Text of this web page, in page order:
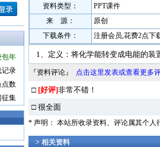
包年
记录
点数
征集
资料类型：
PPT课件
来 源：
原创
下载条件：
注册会员,花费2点下
1、定义：将化学能转变成电能的装
『资料评论』 点击这里发表或查看更多
□ [好评]非常不错！
□ 很全面
* 声明： 本站所收录资料、评论属其个人
> 相关资料